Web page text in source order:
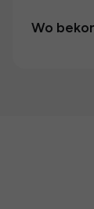
Wo